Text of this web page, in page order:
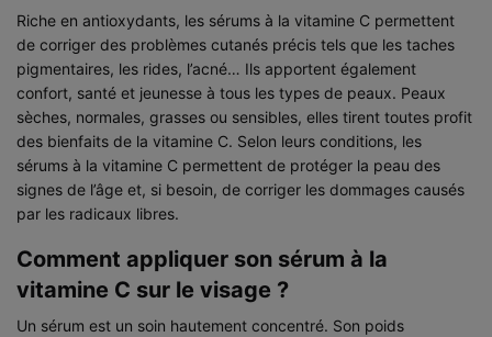
Riche en antioxydants, les sérums à la vitamine C permettent
de corriger des problèmes cutanés précis tels que les taches
pigmentaires, les rides, l’acné… Ils apportent également
confort, santé et jeunesse à tous les types de peaux. Peaux
sèches, normales, grasses ou sensibles, elles tirent toutes profit
des bienfaits de la vitamine C. Selon leurs conditions, les
sérums à la vitamine C permettent de protéger la peau des
signes de l’âge et, si besoin, de corriger les dommages causés
par les radicaux libres.
Comment appliquer son sérum à la
vitamine C sur le visage ?
Un sérum est un soin hautement concentré. Son poids